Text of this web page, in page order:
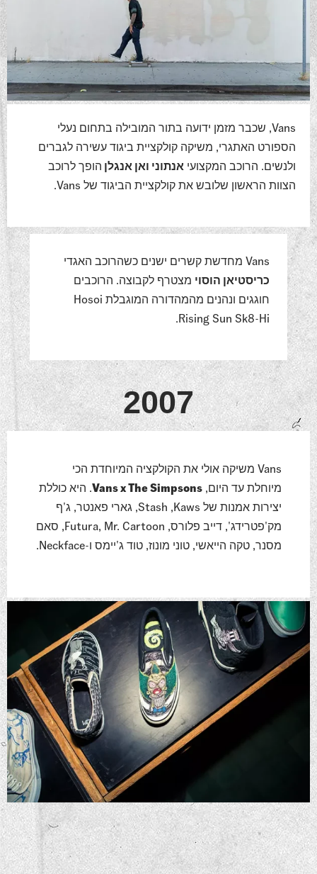
Vans מחדשת קשרים ישנים כשהרוכב האגדי
כריסטיאן הוסוי מצטרף לקבוצה. הרוכבים
חוגגים ונהנים מהמהדורה המוגבלת Hosoi
Rising Sun Sk8-Hi.
Vans, שכבר מזמן ידועה בתור המובילה בתחום נעלי
הספורט האתגרי, משיקה קולקציית ביגוד עשירה לגברים
ולנשים. הרוכב המקצועי אנתוני ואן אנגלן הופך לרוכב
הצוות הראשון שלובש את קולקציית הביגוד של Vans.
2007
Vans משיקה אולי את הקולקציה המיוחדת הכי
מיוחלת עד היום, Vans x The Simpsons. היא כוללת
יצירות אמנות של Kaws‏, Stash, גארי פאנטר, ג'ף
מק'פטרידג', דייב פלורס, Futura, Mr. Cartoon, סאם
מסנר, טקה הייאשי, טוני מונוז, טוד ג'יימס ו-Neckface.